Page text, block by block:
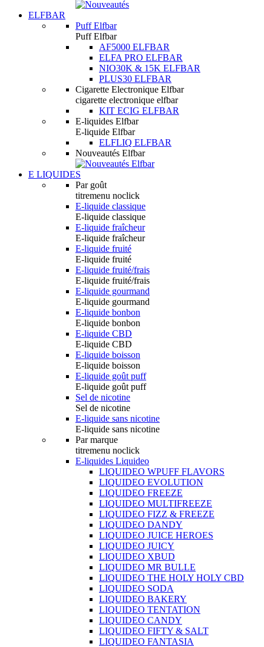
ELFBAR
Puff Elfbar
Puff Elfbar
AF5000 ELFBAR
ELFA PRO ELFBAR
NIO30K & 15K ELFBAR
PLUS30 ELFBAR
Cigarette Electronique Elfbar
cigarette electronique elfbar
KIT ECIG ELFBAR
E-liquides Elfbar
E-liquide Elfbar
ELFLIQ ELFBAR
Nouveautés Elfbar
E LIQUIDES
Par goût
titremenu noclick
E-liquide classique
E-liquide classique
E-liquide fraîcheur
E-liquide fraîcheur
E-liquide fruité
E-liquide fruité
E-liquide fruité/frais
E-liquide fruité/frais
E-liquide gourmand
E-liquide gourmand
E-liquide bonbon
E-liquide bonbon
E-liquide CBD
E-liquide CBD
E-liquide boisson
E-liquide boisson
E-liquide goût puff
E-liquide goût puff
Sel de nicotine
Sel de nicotine
E-liquide sans nicotine
E-liquide sans nicotine
Par marque
titremenu noclick
E-liquides Liquideo
LIQUIDEO WPUFF FLAVORS
LIQUIDEO EVOLUTION
LIQUIDEO FREEZE
LIQUIDEO MULTIFREEZE
LIQUIDEO FIZZ & FREEZE
LIQUIDEO DANDY
LIQUIDEO JUICE HEROES
LIQUIDEO JUICY
LIQUIDEO XBUD
LIQUIDEO MR BULLE
LIQUIDEO THE HOLY HOLY CBD
LIQUIDEO SODA
LIQUIDEO BAKERY
LIQUIDEO TENTATION
LIQUIDEO CANDY
LIQUIDEO FIFTY & SALT
LIQUIDEO FANTASIA